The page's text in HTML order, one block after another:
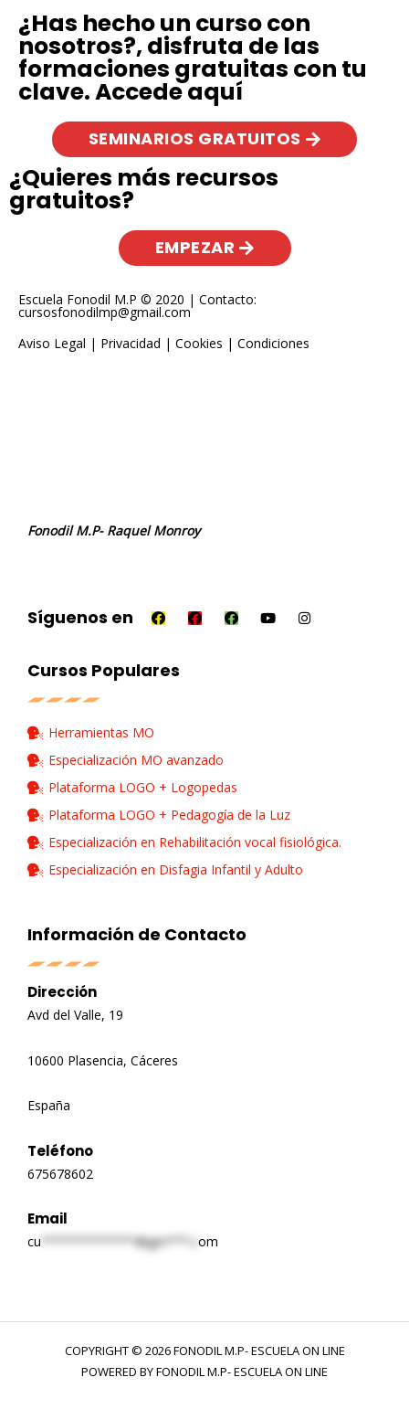
¿Has hecho un curso con
nosotros?, disfruta de las
formaciones gratuitas con tu
clave. Accede aquí
SEMINARIOS GRATUITOS
¿Quieres más recursos
gratuitos?
EMPEZAR
Escuela Fonodil M.P © 2020 | Contacto:
cursosfonodilmp@gmail.com
Aviso Legal | Privacidad | Cookies | Condiciones
Fonodil M.P- Raquel Monroy
Síguenos en
Cursos Populares
Herramientas MO
Especialización MO avanzado
Plataforma LOGO + Logopedas
Plataforma LOGO + Pedagogía de la Luz
Especialización en Rehabilitación vocal fisiológica.
Especialización en Disfagia Infantil y Adulto
Información de Contacto
Dirección
Avd del Valle, 19
10600 Plasencia, Cáceres
España
Teléfono
675678602
Email
cu *************@gm***.c om
COPYRIGHT © 2026 FONODIL M.P- ESCUELA ON LINE
POWERED BY FONODIL M.P- ESCUELA ON LINE